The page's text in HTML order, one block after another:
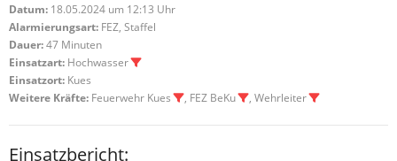
Datum: 18.05.2024 um 12:13 Uhr
Alarmierungsart: FEZ, Staffel
Dauer:47 Minuten
Einsatzart: Hochwasser
Einsatzort: Kues
Weitere Kräfte: Feuerwehr Kues , FEZ BeKu , Wehrleiter
Einsatzbericht: